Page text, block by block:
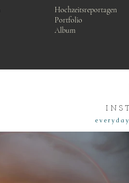
Hochzeitsreportagen
Portfolio
Album
I N S
e v e r y d